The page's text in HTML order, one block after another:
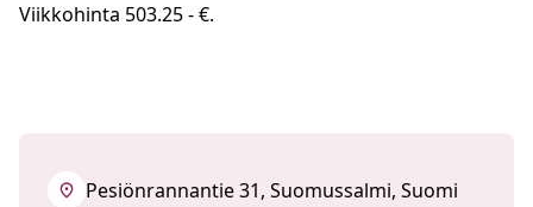
Viikkohinta 503.25 - €.
Pesiönrannantie 31, Suomussalmi, Suomi